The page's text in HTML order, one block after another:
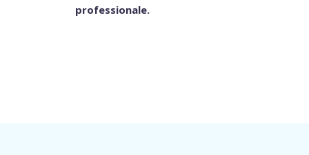
professionale.